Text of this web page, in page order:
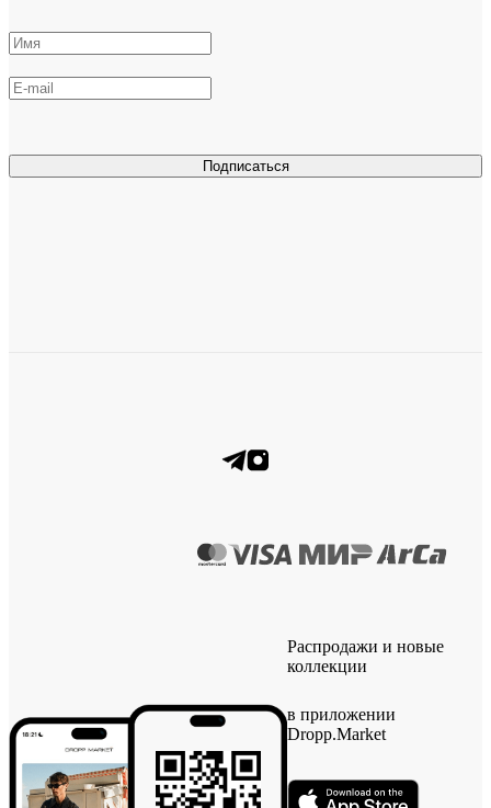
Подписаться
Распродажи и новые
коллекции
в приложении
Dropp.Market